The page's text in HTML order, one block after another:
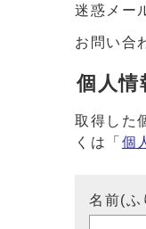
迷惑メー
お問い合
個人情
取得した
くは「 個
名前(